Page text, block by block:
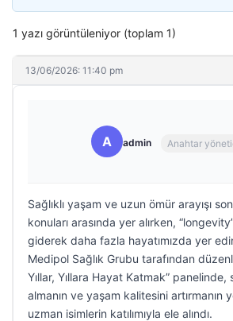
1 yazı görüntüleniyor (toplam 1)
13/06/2026: 11:40 pm
A admin Anahtar
Sağlıklı yaşam ve uzun ömür arayışı
konuları arasında yer alırken,
giderek daha fazla hayatımızda yer
Medipol Sağlık Grubu tarafından
Yıllar, Yıllara Hayat Katmak” panelinde,
almanın ve yaşam kalitesini artırmanın
uzman isimlerin katılımıyla ele alındı.